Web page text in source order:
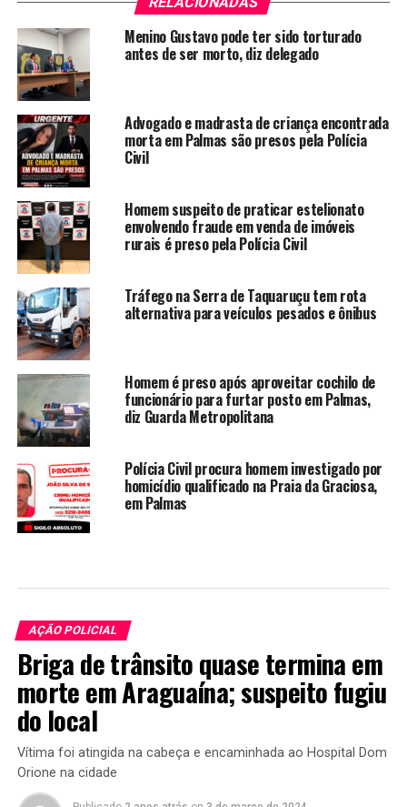
Menino Gustavo pode ter sido torturado
antes de ser morto, diz delegado
Advogado e madrasta de criança encontrada
morta em Palmas são presos pela Polícia
Civil
Homem suspeito de praticar estelionato
envolvendo fraude em venda de imóveis
rurais é preso pela Polícia Civil
Tráfego na Serra de Taquaruçu tem rota
alternativa para veículos pesados e ônibus
Homem é preso após aproveitar cochilo de
funcionário para furtar posto em Palmas,
diz Guarda Metropolitana
Polícia Civil procura homem investigado por
homicídio qualificado na Praia da Graciosa,
em Palmas
AÇÃO POLICIAL
Briga de trânsito quase termina em
morte em Araguaína; suspeito fugiu
do local
Vítima foi atingida na cabeça e encaminhada ao Hospital Dom
Orione na cidade